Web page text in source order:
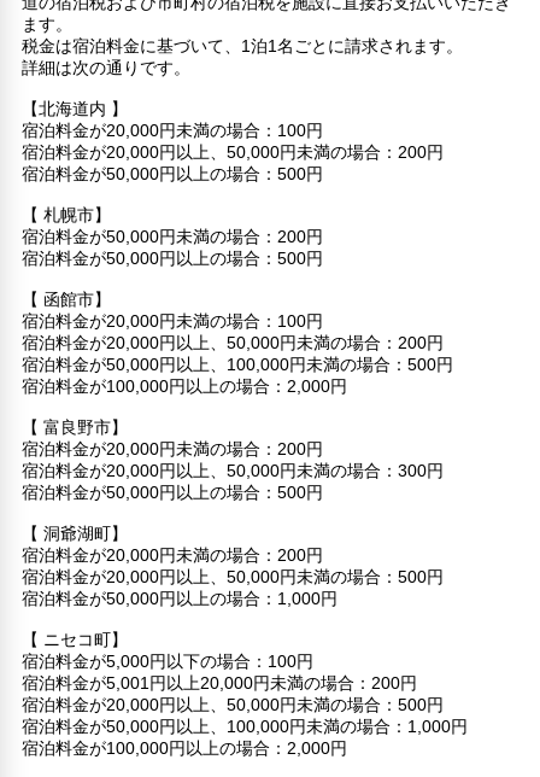
ます。
税金は宿泊料金に基づいて、1泊1名ごとに請求されます。
詳細は次の通りです。
【北海道内 】
宿泊料金が20,000円未満の場合：100円
宿泊料金が20,000円以上、50,000円未満の場合：200円
宿泊料金が50,000円以上の場合：500円
【 札幌市】
宿泊料金が50,000円未満の場合：200円
宿泊料金が50,000円以上の場合：500円
【 函館市】
宿泊料金が20,000円未満の場合：100円
宿泊料金が20,000円以上、50,000円未満の場合：200円
宿泊料金が50,000円以上、100,000円未満の場合：500円
宿泊料金が100,000円以上の場合：2,000円
【 富良野市】
宿泊料金が20,000円未満の場合：200円
宿泊料金が20,000円以上、50,000円未満の場合：300円
宿泊料金が50,000円以上の場合：500円
【 洞爺湖町】
宿泊料金が20,000円未満の場合：200円
宿泊料金が20,000円以上、50,000円未満の場合：500円
宿泊料金が50,000円以上の場合：1,000円
【 ニセコ町】
宿泊料金が5,000円以下の場合：100円
宿泊料金が5,001円以上20,000円未満の場合：200円
宿泊料金が20,000円以上、50,000円未満の場合：500円
宿泊料金が50,000円以上、100,000円未満の場合：1,000円
宿泊料金が100,000円以上の場合：2,000円